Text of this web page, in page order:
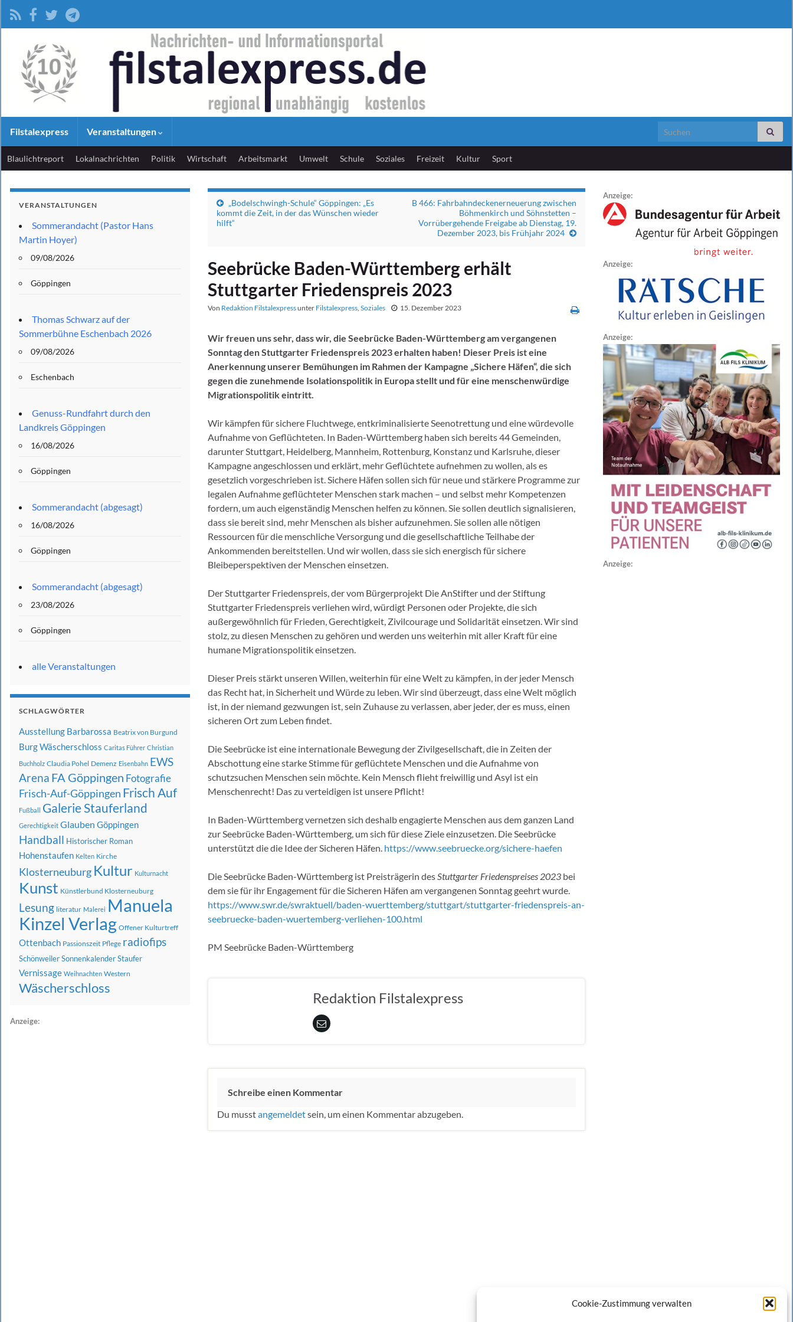
Cookie-Zustimmung verwalten
Filstalexpress Veranstaltungen Search for:
Blaulichtreport Lokalnachrichten Politik Wirtschaft Arbeitsmarkt Umwelt Schule Soziales Freizeit Kultur Sport
„Bodelschwingh-Schule“ Göppingen: „Es
kommt die Zeit, in der das Wünschen wieder
hilft“
B 466: Fahrbahndeckenerneuerung zwischen
Böhmenkirch und Söhnstetten –
Vorrübergehende Freigabe ab Dienstag, 19.
Dezember 2023, bis Frühjahr 2024
Seebrücke Baden-Württemberg erhält
Stuttgarter Friedenspreis 2023
Von Redaktion Filstalexpressunter Filstalexpress, Soziales 15. Dezember 2023
Wir freuen uns sehr, dass wir, die Seebrücke Baden-Württemberg am vergangenen
Sonntag den Stuttgarter Friedenspreis 2023 erhalten haben! Dieser Preis ist eine
Anerkennung unserer Bemühungen im Rahmen der Kampagne „Sichere Häfen“, die sich
gegen die zunehmende Isolationspolitik in Europa stellt und für eine menschenwürdige
Migrationspolitik eintritt.
Wir kämpfen für sichere Fluchtwege, entkriminalisierte Seenotrettung und eine würdevolle
Aufnahme von Geflüchteten. In Baden-Württemberg haben sich bereits 44 Gemeinden,
darunter Stuttgart, Heidelberg, Mannheim, Rottenburg, Konstanz und Karlsruhe, dieser
Kampagne angeschlossen und erklärt, mehr Geflüchtete aufnehmen zu wollen, als es
gesetzlich vorgeschrieben ist. Sichere Häfen sollen sich für neue und stärkere Programme zur
legalen Aufnahme geflüchteter Menschen stark machen – und selbst mehr Kompetenzen
fordern, um auch eigenständig Menschen helfen zu können. Sie sollen deutlich signalisieren,
dass sie bereit sind, mehr Menschen als bisher aufzunehmen. Sie sollen alle nötigen
Ressourcen für die menschliche Versorgung und die gesellschaftliche Teilhabe der
Ankommenden bereitstellen. Und wir wollen, dass sie sich energisch für sichere
Bleibeperspektiven der Menschen einsetzen.
Der Stuttgarter Friedenspreis, der vom Bürgerprojekt Die AnStifter und der Stiftung
Stuttgarter Friedenspreis verliehen wird, würdigt Personen oder Projekte, die sich
außergewöhnlich für Frieden, Gerechtigkeit, Zivilcourage und Solidarität einsetzen. Wir sind
stolz, zu diesen Menschen zu gehören und werden uns weiterhin mit aller Kraft für eine
humane Migrationspolitik einsetzen.
Dieser Preis stärkt unseren Willen, weiterhin für eine Welt zu kämpfen, in der jeder Mensch
das Recht hat, in Sicherheit und Würde zu leben. Wir sind überzeugt, dass eine Welt möglich
ist, in der niemand gezwungen ist, sein Zuhause zu verlassen, aber jeder, der es muss, einen
sicheren Ort zum Leben findet.
Die Seebrücke ist eine internationale Bewegung der Zivilgesellschaft, die in Zeiten der
Abschottung eine starke Stimme für geflüchtete Menschen und die Aufnahme von
schutzsuchen Menschen sein möchte. Kein Mensch flieht freiwillig und Asyl ist ein
Menschenrecht! Das zu verteidigen ist unsere Pflicht!
In Baden-Württemberg vernetzen sich deshalb engagierte Menschen aus dem ganzen Land
zur Seebrücke Baden-Württemberg, um sich für diese Ziele einzusetzen. Die Seebrücke
unterstützt die die Idee der Sicheren Häfen. https://www.seebruecke.org/sichere-haefen
Die Seebrücke Baden-Württemberg ist Preisträgerin desStuttgarter Friedenspreises 2023 bei
dem sie für ihr Engagement für die Sicheren Häfen am vergangenen Sonntag geehrt wurde.
https://www.swr.de/swraktuell/baden-wuerttemberg/stuttgart/stuttgarter-friedenspreis-an-
seebruecke-baden-wuertemberg-verliehen-100.html
PM Seebrücke Baden-Württemberg
Redaktion Filstalexpress
Schreibe einen Kommentar
Du musstangemeldetsein, um einen Kommentar abzugeben.
VERANSTALTUNGEN
Sommerandacht (Pastor Hans
Martin Hoyer)
09/08/2026
Göppingen
Thomas Schwarz auf der
Sommerbühne Eschenbach 2026
09/08/2026
Eschenbach
Genuss-Rundfahrt durch den
Landkreis Göppingen
16/08/2026
Göppingen
Sommerandacht (abgesagt)
16/08/2026
Göppingen
Sommerandacht (abgesagt)
23/08/2026
Göppingen
alle Veranstaltungen
SCHLAGWÖRTER
Ausstellung Barbarossa Beatrix von Burgund
Burg Wäscherschloss Caritas Führer Christian
Buchholz Claudia Pohel Demenz Eisenbahn EWS
Arena FA Göppingen Fotografie
Frisch-Auf-Göppingen Frisch Auf
Fußball Galerie Stauferland
Gerechtigkeit Glauben Göppingen
Handball Historischer Roman
Hohenstaufen Kelten Kirche
Klosterneuburg Kultur Kulturnacht
Kunst Künstlerbund Klosterneuburg
Lesung literatur Malerei Manuela
Kinzel Verlag Offener Kulturtreff
Ottenbach Passionszeit Pflege radiofips
SchönweilerSonnenkalenderStaufer
Vernissage Weihnachten Western
Wäscherschloss
Anzeige:
Anzeige:
Anzeige:
Anzeige:
Anzeige: